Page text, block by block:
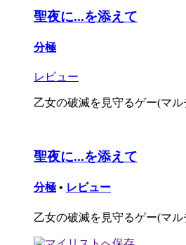
聖夜に...を添えて
分極
レビュー
乙女の破滅を見守るゲー(マ
聖夜に...を添えて
分極 • レビュー
乙女の破滅を見守るゲー(マ